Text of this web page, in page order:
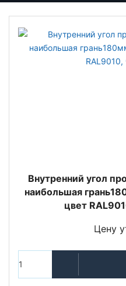
Внутренний угол
наибoльшая
цвет
Цену